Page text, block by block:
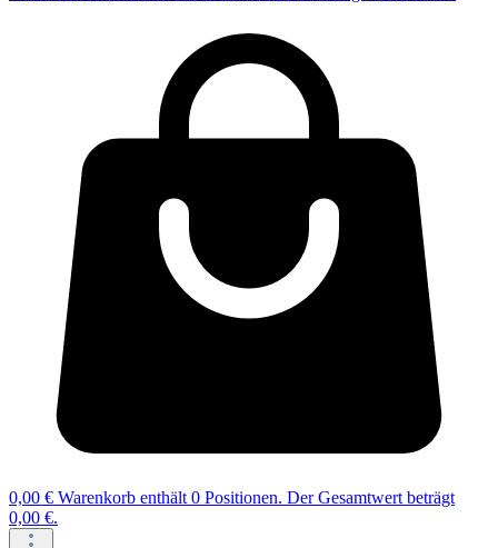
0,00 € Warenkorb enthält 0 Positionen. Der Gesamtwert beträgt
0,00 €.